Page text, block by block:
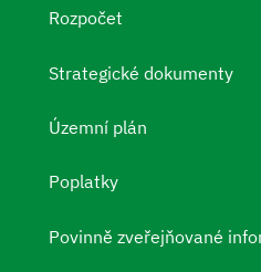
Rozpočet
Strategické dokumenty
Územní plán
Poplatky
Povinně zveřejňované